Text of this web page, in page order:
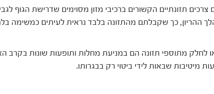
תזונתיים הקשורים ברכיבי מזון מסוימים שדרישת הגוף
ההריון, כך שקבלתם מהתזונה בלבד נראית לעיתים כמשימה
לחלק מתוספי תזונה הם במניעת מחלות ותופעות שונות בקרב
מיטיבות שבאות לידי ביטוי רק בבגרותו.